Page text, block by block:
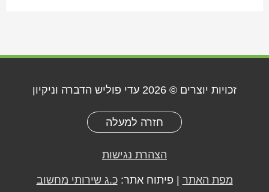
זכויות יוצרים © 2026 עדי פוליש הדברה וניקיון
חזרה למעלה
הצהרת נגישות
מפת האתר | פיתוח אתר:כ.ג שירותי מחשוב